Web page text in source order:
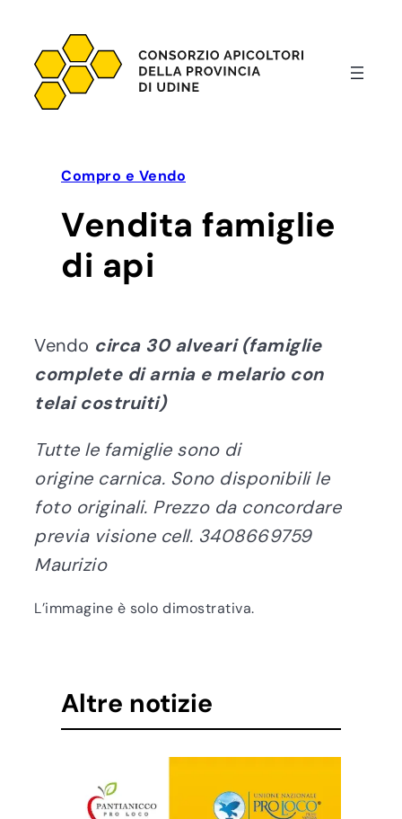
contenuto
Compro e Vendo
Vendita famiglie
di api
Vendo circa 30 alveari (famiglie
complete di arnia e melario con
telai costruiti)
Tutte le famiglie sono di
origine carnica. Sono disponibili le
foto originali. Prezzo da concordare
previa visione cell. 3408669759
Maurizio
L’immagine è solo dimostrativa.
Altre notizie